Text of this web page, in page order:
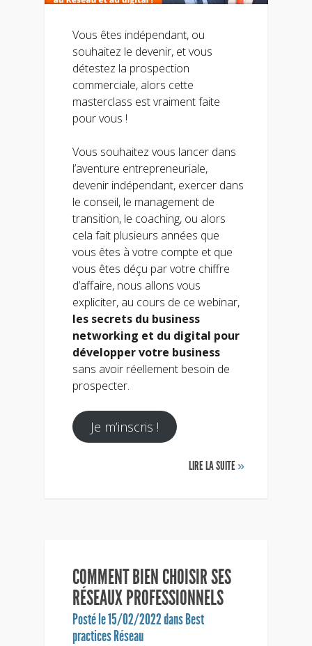
Vous êtes indépendant, ou
souhaitez le devenir, et vous
détestez la prospection
commerciale, alors cette
masterclass est vraiment faite
pour vous !
Vous souhaitez vous lancer dans
l’aventure entrepreneuriale,
devenir indépendant, exercer dans
le conseil, le management de
transition, le coaching, ou alors
cela fait plusieurs années que
vous êtes à votre compte et que
vous êtes déçu par votre chiffre
d’affaire, nous allons vous
expliciter, au cours de ce webinar,
les secrets du business
networking et du digital pour
développer votre business
sans avoir réellement besoin de
prospecter.
Je m’inscris !
LIRE LA SUITE»
COMMENT BIEN CHOISIR SES
RÉSEAUX PROFESSIONNELS
Posté le 15/02/2022 dansBest
practices Réseau